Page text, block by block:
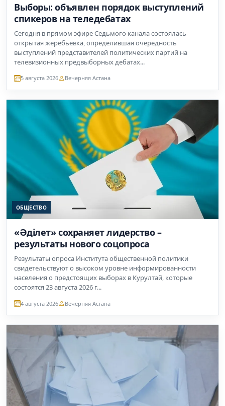
Выборы: объявлен порядок выступлений
спикеров на теледебатах
Сегодня в прямом эфире Седьмого канала состоялась
открытая жеребьевка, определившая очередность
выступлений представителей политических партий на
телевизионных предвыборных дебатах...
5 августа 2026 Вечерняя Астана
ОБЩЕСТВО
«Әділет» сохраняет лидерство –
результаты нового соцопроса
Результаты опроса Института общественной политики
свидетельствуют о высоком уровне информированности
населения о предстоящих выборах в Курултай, которые
состоятся 23 августа 2026 г...
4 августа 2026 Вечерняя Астана